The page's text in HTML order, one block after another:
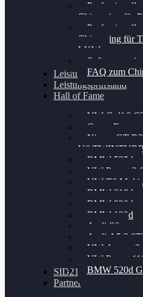
Professionelles
Chiptuning für
Professionelles
Chiptuning für
LKW
FAQ zum
Leistungsmessung
Leistungsprüfstand
Hall of Fame
VW Golf 6
Cupra
Nissan GT-
V6
BMW 525d
VW Passat
VW T6
BMW 318d
BMW 320d
BMW 120d
Audi S6
Audi A5
VW Arteon
VW Passat
BMW 520d
SID212 / 212EVO
Partner